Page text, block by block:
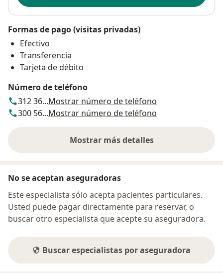
Formas de pago (visitas privadas)
Efectivo
Transferencia
Tarjeta de débito
Número de teléfono
312 36...Mostrar número de teléfono
300 56...Mostrar número de teléfono
Mostrar más detalles
sobre la dirección
No se aceptan aseguradoras
Este especialista sólo acepta pacientes particulares.
Usted puede pagar directamente para reservar, o
buscar otro especialista que acepte su aseguradora.
Buscar especialistas por aseguradora